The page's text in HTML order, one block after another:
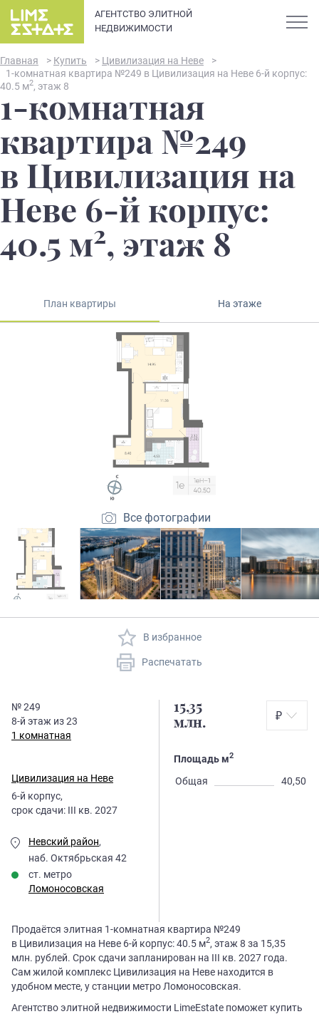
АГЕНТСТВО ЭЛИТНОЙ
НЕДВИЖИМОСТИ
О компании
Отзывы
Элитная недвижимость в
Санкт-Петербурге: каталог
квартир и апартаментов
премиум-класса
Закрытые продажи
Главная > Купить > Цивилизация на Неве
>
1-комнатная квартира №249 в Цивилизация на Неве 6-й корпус:
40.5 м2, этаж 8
1-комнатная
квартира №249
в Цивилизация на
Неве 6-й корпус:
40.5 м2, этаж 8
План квартиры На этаже
Все фотографии
В избранное
Распечатать
№249
8-й этаж из23
1 комнатная
Цивилизация на Неве
6-й корпус,
срок сдачи: III кв. 2027
Невский район,
наб. Октябрьская 42
ст. метро
Ломоносовская
15,35
млн.
₽
Площадь м2
Общая 40,50
Продаётся элитная 1-комнатная квартира №249
в Цивилизация на Неве 6-й корпус: 40.5 м2, этаж 8 за 15,35
млн. рублей. Срок сдачи запланирован на III кв. 2027 года.
Сам жилой комплекс Цивилизация на Неве находится в
удобном месте, у станции метро Ломоносовская.
Агентство элитной недвижимости LimeEstate поможет купить